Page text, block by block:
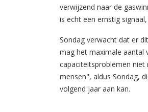
verwijzend naar de
is echt een ernstig
Sondag verwacht dat er
mag het maximale aantal
capaciteitsproblemen niet
mensen", aldus Sondag,
volgend jaar aan kan.